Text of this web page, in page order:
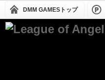
DMM GAMESトップ